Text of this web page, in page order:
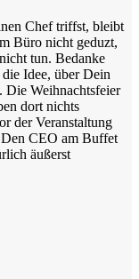
Chef triffst, bleibt
Büro nicht geduzt,
tun. Bedanke
Idee, über Dein
Die Weihnachtsfeier
dort nichts
der Veranstaltung
CEO am Buffet
äußerst